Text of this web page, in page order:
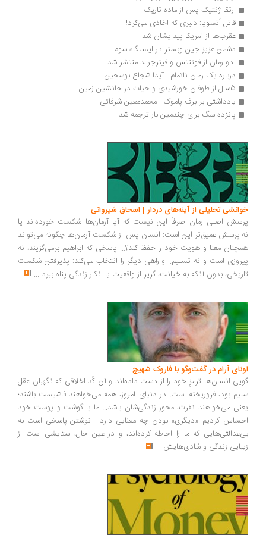
ارتقا ژنتیک پس از ماده تاریک
قاتل اُتسویا: دلبری که اخاذی می‌کرد!
عقرب‌ها از آمریکا پیدایشان شد
دشمن عزیز جین وبستر در ایستگاه سوم
دو رمان از فوئنتس و فیتزجرالد منتشر شد
درباره یک رمان ناتمام | آیدا شجاع بوسجین
یادداشتی بر برف پاموک | محمدمعین شرفائی
پانزده سگ برای چندمین بار ترجمه شد
تحلیلی از آینه‌های دردار | اسحاق شیروانی
اصلی رمان صرفاً این نیست که آیا آرمان‌ها شکست خورده‌اند یا
عمیق‌تر این است: انسان پس از شکست آرمان‌ها چگونه می‌تواند
معنا و هویت خود را حفظ کند؟... پاسخی که ابراهیم برمی‌گزیند، نه
است و نه تسلیم. او راهی دیگر را انتخاب می‌کند: پذیرفتن شکست
بدون آنکه به خیانت، گریز از واقعیت یا انکار زندگی پناه ببرد...
آرام در گفت‌وگو با فاروک شهیچ‭
انسان‌ها ترمزِ خود را از دست داده‌اند و آن کُدِ اخلاقی که نگهبان عقل
بود، فروریخته است. در دنیای امروز، همه می‌خواهند فاشیست باشند؛
می‌خواهند نفرت، محورِ زندگی‌شان باشد... ما با گوشت و پوست خود
کردیم «دیگری» بودن چه معنایی دارد... نوشتن پاسخی است به
که ما را احاطه کرده‌اند، و در عین حال، ستایشی است از
زندگی و شادی‌هایش...